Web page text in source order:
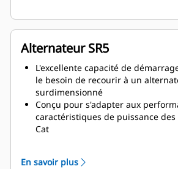
Alternateur SR5
L'excellente capacité de
le besoin de recourir à un
surdimensionné
Conçu pour s'adapter aux
caractéristiques de puissance
Cat
En savoir plus